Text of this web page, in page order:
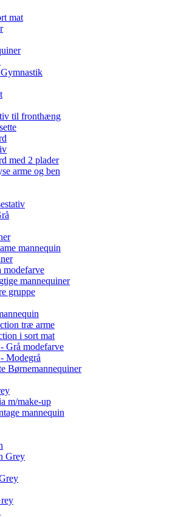
mat
til fronthæng
med 2 plader
arme og ben
mannequin
modefarve
mannequiner
gruppe
træ arme
i sort mat
Grå modefarve
Modegrå
Børnemannequiner
m/make-up
mannequin
Grey